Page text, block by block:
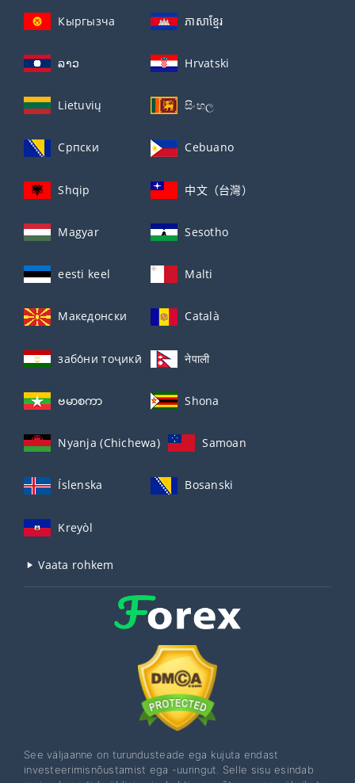
Кыргызча ភាសាខ្មែរ
ລາວ Hrvatski
Lietuvių සිංහල
Српски Cebuano
Shqip 中文（台灣）
Magyar Sesotho
eesti keel Malti
Македонски Català
забо́ни тоҷикӣ́ नेपाली
ဗမာစကာ Shona
Nyanja (Chichewa) Samoan
Íslenska Bosanski
Kreyòl
Vaata rohkem
See väljaanne on turundusteade ega kujuta endast
investeerimisnõustamist ega -uuringut. Selle sisu esindab